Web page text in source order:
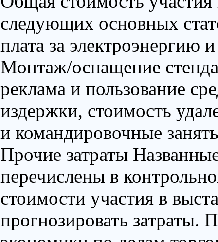
следующих основных
плата за электроэнергию
Монтаж/оснащение
реклама и пользование
издержки, стоимость
и командировочные
Прочие затраты
перечислены в
стоимости участия в
прогнозировать затраты.